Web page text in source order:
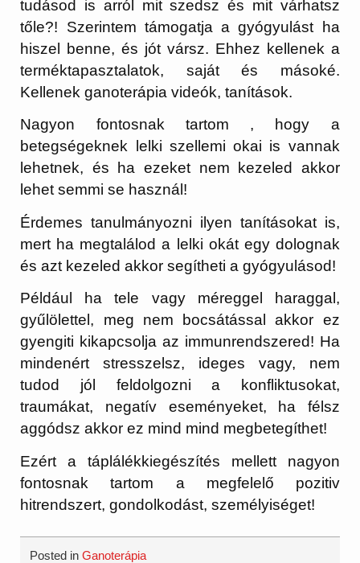
tudásod is arról mit szedsz és mit várhatsz
tőle?! Szerintem támogatja a gyógyulást ha
hiszel benne, és jót vársz. Ehhez kellenek a
terméktapasztalatok, saját és másoké.
Kellenek ganoterápia videók, tanítások.
Nagyon fontosnak tartom , hogy a
betegségeknek lelki szellemi okai is vannak
lehetnek, és ha ezeket nem kezeled akkor
lehet semmi se használ!
Érdemes tanulmányozni ilyen tanításokat is,
mert ha megtalálod a lelki okát egy dolognak
és azt kezeled akkor segítheti a gyógyulásod!
Például ha tele vagy méreggel haraggal,
gyűlölettel, meg nem bocsátással akkor ez
gyengiti kikapcsolja az immunrendszered! Ha
mindenért stresszelsz, ideges vagy, nem
tudod jól feldolgozni a konfliktusokat,
traumákat, negatív eseményeket, ha félsz
aggódsz akkor ez mind mind megbetegíthet!
Ezért a táplálékkiegészítés mellett nagyon
fontosnak tartom a megfelelő pozitiv
hitrendszert, gondolkodást, személyiséget!
Posted inGanoterápia